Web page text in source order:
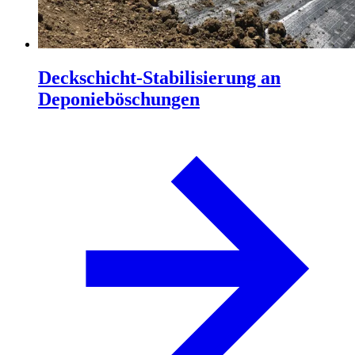
Deckschicht-Stabilisierung an
Deponieböschungen